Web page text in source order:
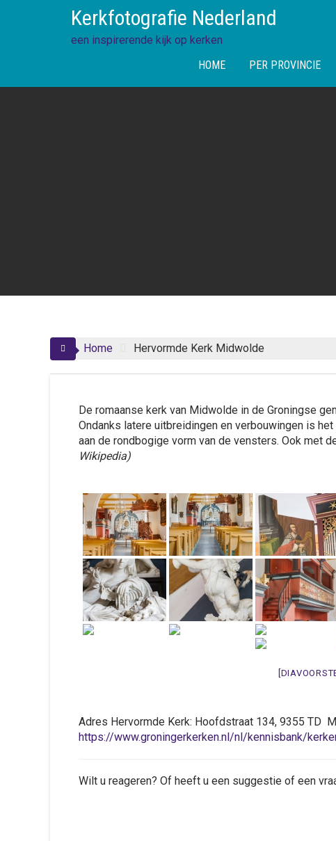
Kerkfotografie Nederland
een inspirerende kijk op kerken
HOME
PER PROVINCIE
Home Hervormde Kerk Midwolde
De romaanse kerk van Midwolde in de Groningse
Ondanks latere uitbreidingen en verbouwingen is
aan de rondbogige vorm van de vensters. Ook met
Wikipedia)
Adres Hervormde Kerk: Hoofdstraat 134, 9355 TD
https://www.groningerkerken.nl/nl/kennisbank/
Wilt u reageren? Of heeft u een suggestie of een